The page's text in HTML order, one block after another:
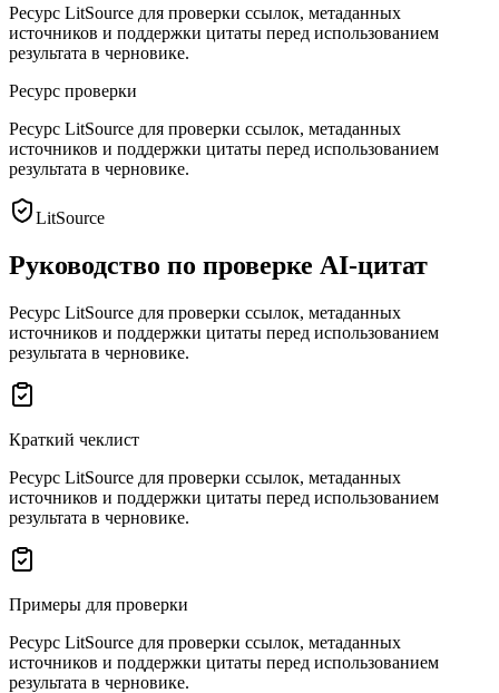
Ресурс LitSource для проверки ссылок, метаданных
источников и поддержки цитаты перед использованием
результата в черновике.
Ресурс проверки
Ресурс LitSource для проверки ссылок, метаданных
источников и поддержки цитаты перед использованием
результата в черновике.
LitSource
Руководство по проверке AI-цитат
Ресурс LitSource для проверки ссылок, метаданных
источников и поддержки цитаты перед использованием
результата в черновике.
Краткий чеклист
Ресурс LitSource для проверки ссылок, метаданных
источников и поддержки цитаты перед использованием
результата в черновике.
Примеры для проверки
Ресурс LitSource для проверки ссылок, метаданных
источников и поддержки цитаты перед использованием
результата в черновике.